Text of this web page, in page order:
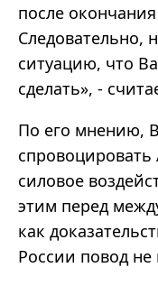
после
Следовательно,
ситуацию, что
сделать», -
По его мнению,
силовое
этим перед
как
России повод